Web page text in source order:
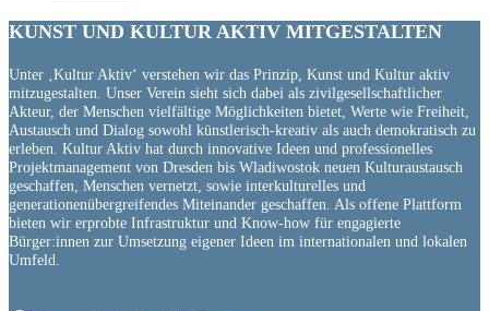
KUNST UND KULTUR AKTIV MITGESTALTEN
Unter ‚Kultur Aktiv‘ verstehen wir das Prinzip, Kunst und Kultur aktiv
mitzugestalten. Unser Verein sieht sich dabei als zivilgesellschaftlicher
Akteur, der Menschen vielfältige Möglichkeiten bietet, Werte wie Freiheit,
Austausch und Dialog sowohl künstlerisch-kreativ als auch demokratisch zu
erleben. Kultur Aktiv hat durch innovative Ideen und professionelles
Projektmanagement von Dresden bis Wladiwostok neuen Kulturaustausch
geschaffen, Menschen vernetzt, sowie interkulturelles und
generationenübergreifendes Miteinander geschaffen. Als offene Plattform
bieten wir erprobte Infrastruktur und Know-how für engagierte
Bürger:innen zur Umsetzung eigener Ideen im internationalen und lokalen
Umfeld.